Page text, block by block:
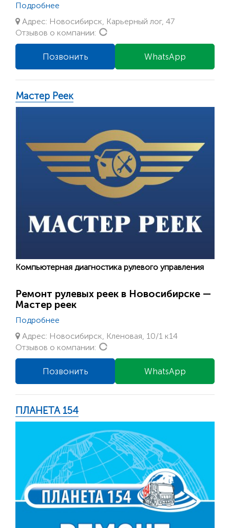
Подробнее
Адрес: Новосибирск, Карьерный лог, 47
Отзывов о компании:
WhatsApp
Позвонить
Мастер Реек
Компьютерная диагностика рулевого управления
Ремонт рулевых реек в Новосибирске —
Мастер реек
Подробнее
Адрес: Новосибирск, Кленовая, 10/1 к14
Отзывов о компании:
WhatsApp
Позвонить
ПЛАНЕТА 154